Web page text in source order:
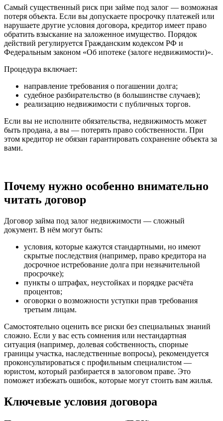
Самый существенный риск при займе под залог — возможная
потеря объекта. Если вы допускаете просрочку платежей или
нарушаете другие условия договора, кредитор имеет право
обратить взыскание на заложенное имущество. Порядок
действий регулируется Гражданским кодексом РФ и
Федеральным законом «Об ипотеке (залоге недвижимости)».
Процедура включает:
направление требования о погашении долга;
судебное разбирательство (в большинстве случаев);
реализацию недвижимости с публичных торгов.
Если вы не исполните обязательства, недвижимость может
быть продана, а вы — потерять право собственности. При
этом кредитор не обязан гарантировать сохранение объекта за
вами.
Почему нужно особенно внимательно
читать договор
Договор займа под залог недвижимости — сложный
документ. В нём могут быть:
условия, которые кажутся стандартными, но имеют
скрытые последствия (например, право кредитора на
досрочное истребование долга при незначительной
просрочке);
пункты о штрафах, неустойках и порядке расчёта
процентов;
оговорки о возможности уступки прав требования
третьим лицам.
Самостоятельно оценить все риски без специальных знаний
сложно. Если у вас есть сомнения или нестандартная
ситуация (например, долевая собственность, спорные
границы участка, наследственные вопросы), рекомендуется
проконсультироваться с профильным специалистом —
юристом, который разбирается в залоговом праве. Это
поможет избежать ошибок, которые могут стоить вам жилья.
Ключевые условия договора